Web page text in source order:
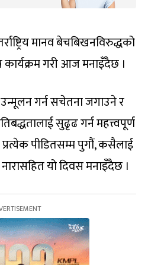
मानव बेचबिखनविरुद्धको
कार्यक्रम गरी आज मनाइँदैछ ।
गर्न सचेतना जगाउने र
सुढृढ गर्न महत्त्वपूर्ण
पीडितसम्म पुगौं, कसैलाई
नारासहित यो दिवस मनाइँदैछ ।